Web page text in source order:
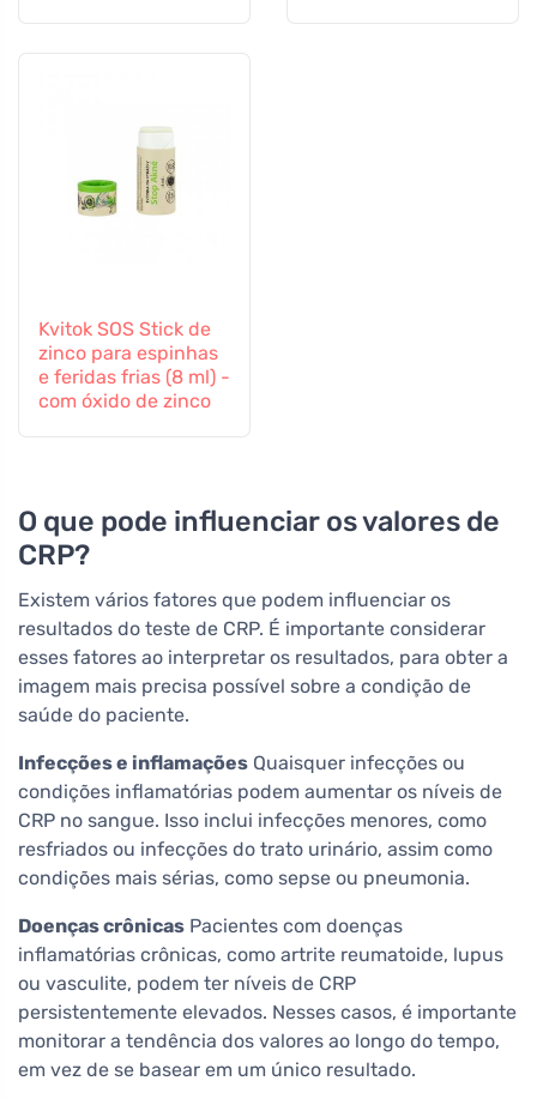
Kvitok SOS Stick de
zinco para espinhas
e feridas frias (8 ml) -
com óxido de zinco
O que pode influenciar os valores de
CRP?
Existem vários fatores que podem influenciar os
resultados do teste de CRP. É importante considerar
esses fatores ao interpretar os resultados, para obter a
imagem mais precisa possível sobre a condição de
saúde do paciente.
Infecções e inflamações Quaisquer infecções ou
condições inflamatórias podem aumentar os níveis de
CRP no sangue. Isso inclui infecções menores, como
resfriados ou infecções do trato urinário, assim como
condições mais sérias, como sepse ou pneumonia.
Doenças crônicas Pacientes com doenças
inflamatórias crônicas, como artrite reumatoide, lupus
ou vasculite, podem ter níveis de CRP
persistentemente elevados. Nesses casos, é importante
monitorar a tendência dos valores ao longo do tempo,
em vez de se basear em um único resultado.